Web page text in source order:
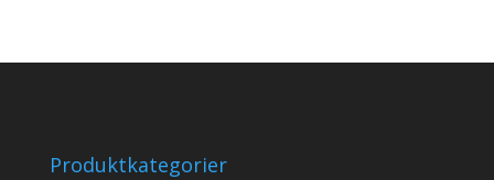
Produktkategorier